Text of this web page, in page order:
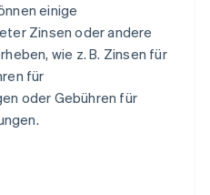
einige
Zinsen oder andere
wie z. B. Zinsen für
für
oder Gebühren für